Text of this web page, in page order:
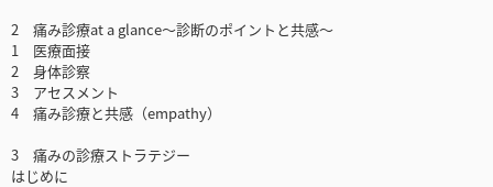
2 痛み診療at a glance～診断のポイントと共感～
1 医療面接
2 身体診察
3 アセスメント
4 痛み診療と共感（empathy）
3 痛みの診療ストラテジー
はじめに